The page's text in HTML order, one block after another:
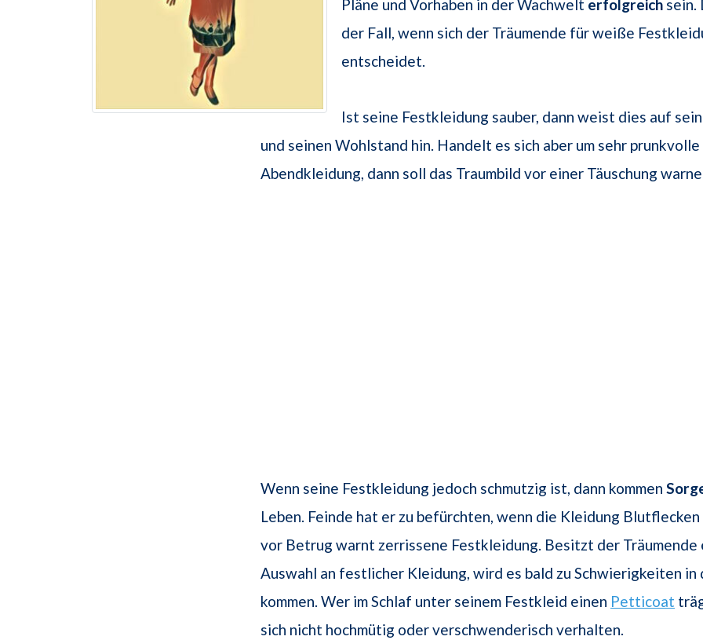
Pläne und Vorhaben in der Wachwelt erfolgreich sein.
der Fall, wenn sich der Träumende für weiße
entscheidet.
Ist seine Festkleidung sauber, dann weist dies auf
und seinen Wohlstand hin. Handelt es sich aber um sehr prunkvolle
Abendkleidung, dann soll das Traumbild vor einer Täuschung
Wenn seine Festkleidung jedoch schmutzig ist, dann kommen
Leben. Feinde hat er zu befürchten, wenn die Kleidung
vor Betrug warnt zerrissene Festkleidung. Besitzt der Träumende
Auswahl an festlicher Kleidung, wird es bald zu Schwierigkeiten in
kommen. Wer im Schlaf unter seinem Festkleid einen Petticoat
sich nicht hochmütig oder verschwenderisch verhalten.